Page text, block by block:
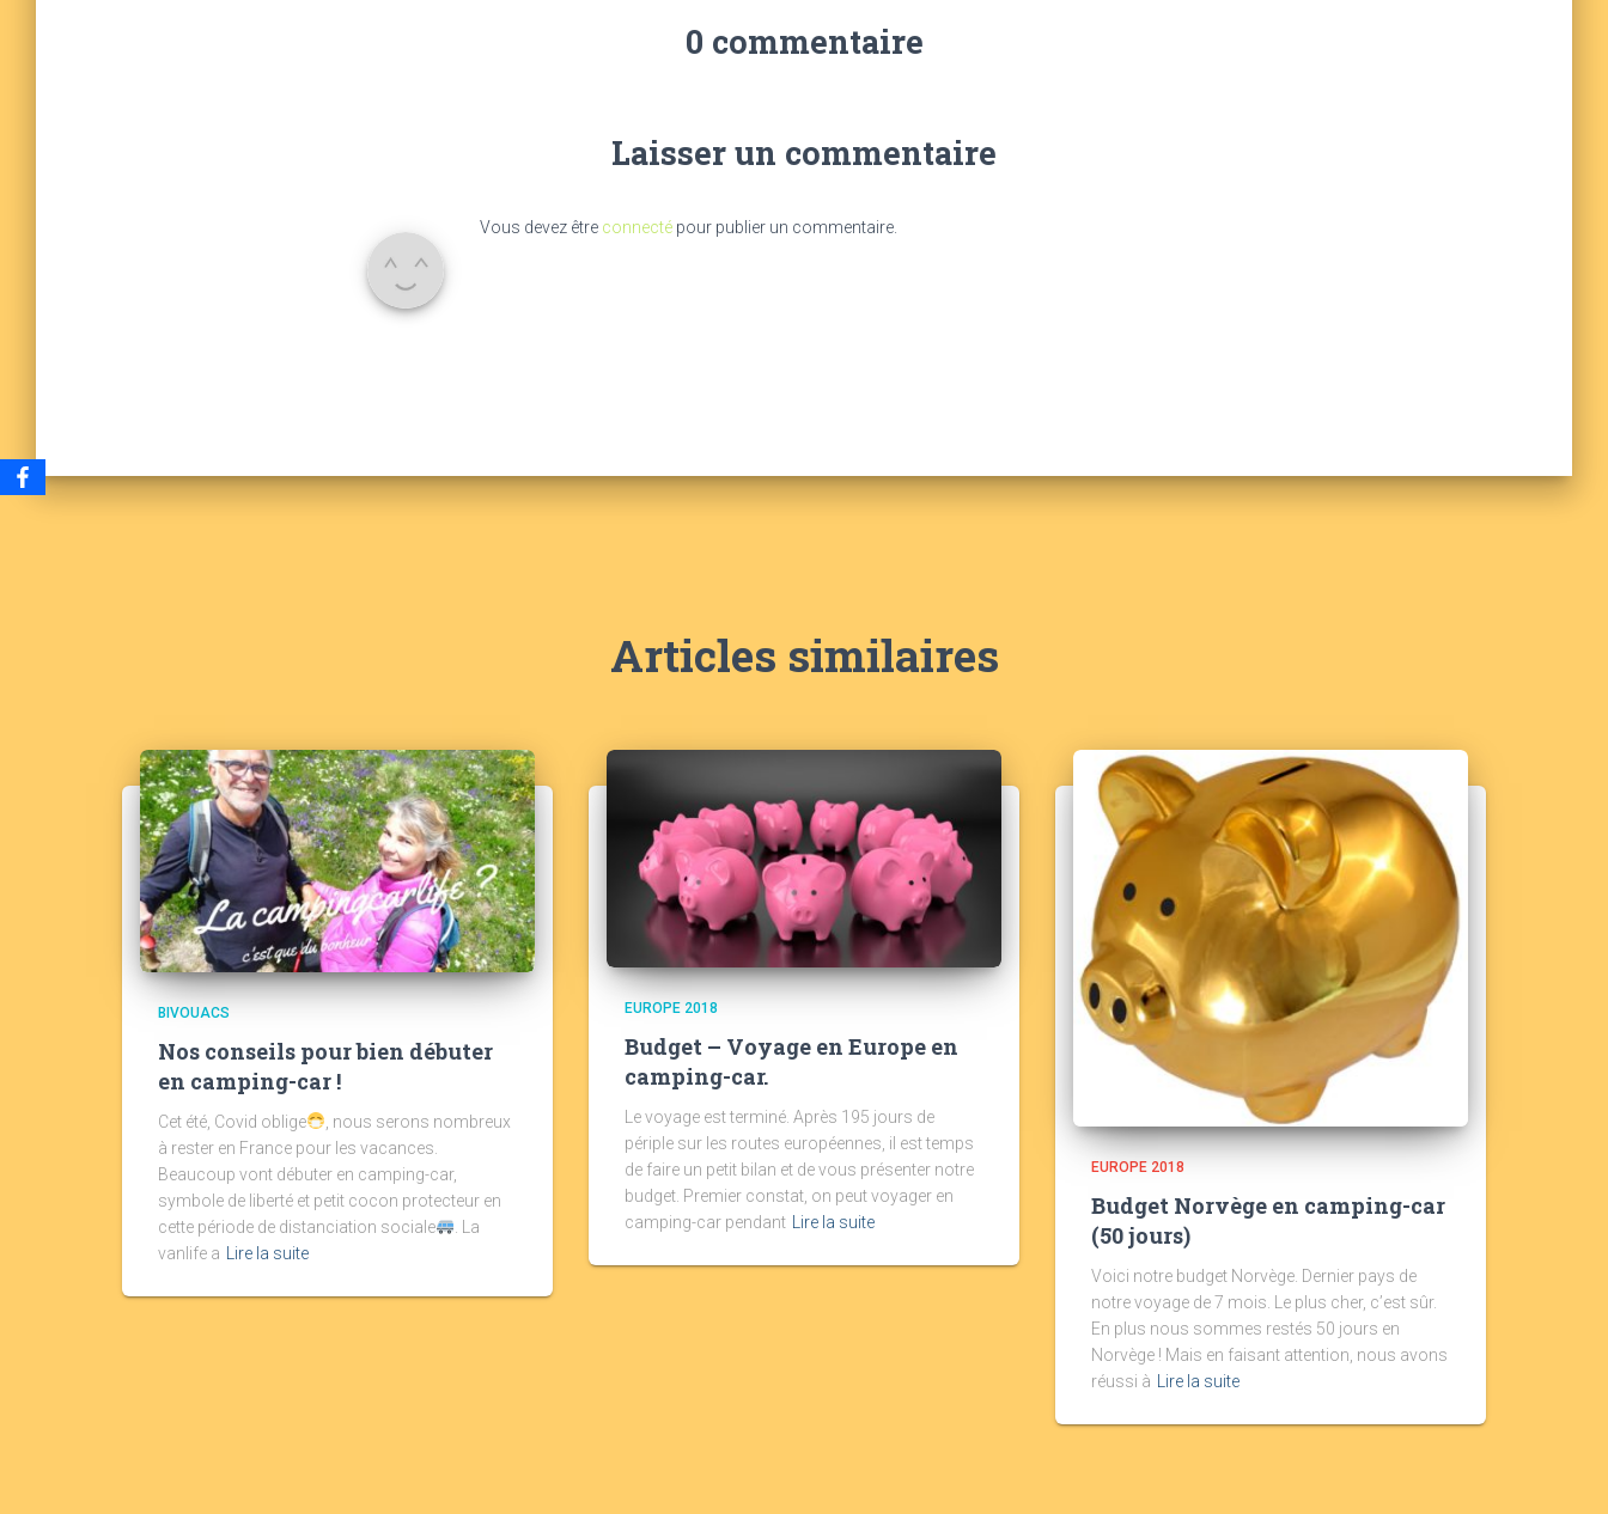
0 commentaire
Laisser un commentaire
Vous devez être connecté pour publier un commentaire.
Articles similaires
BIVOUACS
Nos conseils pour bien débuter
en camping-car !
Cet été, Covid oblige
, nous serons nombreux
à rester en France pour les vacances.
Beaucoup vont débuter en camping-car,
symbole de liberté et petit cocon protecteur en
cette période de distanciation sociale
. La
vanlife a Lire la suite
EUROPE 2018
Budget – Voyage en Europe en
camping-car.
Le voyage est terminé. Après 195 jours de
périple sur les routes européennes, il est temps
de faire un petit bilan et de vous présenter notre
budget. Premier constat, on peut voyager en
camping-car pendant
Lire la suite
EUROPE 2018
Budget Norvège en camping-car
(50 jours)
Voici notre budget Norvège. Dernier pays de
notre voyage de 7 mois. Le plus cher, c’est sûr.
En plus nous sommes restés 50 jours en
Norvège ! Mais en faisant attention, nous avons
réussi à Lire la suite